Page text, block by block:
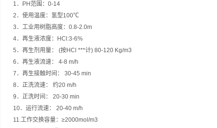
1．PH范围：0-14
2．使用温度：氢型100℃
3．工业用树脂高度：0.8-2.0m
4．再生液浓度：HCl:3-6%
5．再生剂用量： (按HCl ***计) 80-120 Kg/m3
6．再生液流速： 4-8 m/h
7．再生接触时间： 30-45 min
8．正洗流速： 约20 m/h
9．正洗时间： 20-30 min
10．运行流速： 20-40 m/h
11.工作交换容量：≥2000mol/m3